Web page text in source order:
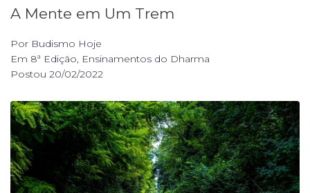
A Mente em Um Trem
Por Budismo Hoje
Em 8ª Edição, Ensinamentos do Dharma
Postou 20/02/2022